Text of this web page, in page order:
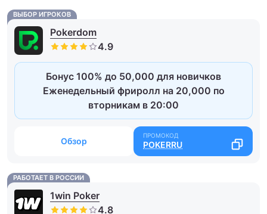
ВЫБОР ИГРОКОВ
Pokerdom
Бонус 100% до 50,000 для новичков
Еженедельный фриролл на 20,000 по
вторникам в 20:00
Обзор POKERRU
РАБОТАЕТ В РОССИИ
1win Poker